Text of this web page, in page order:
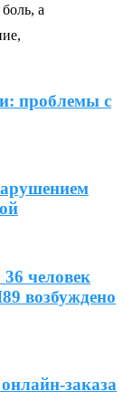
а
проблемы с
человек
возбуждено
заказа